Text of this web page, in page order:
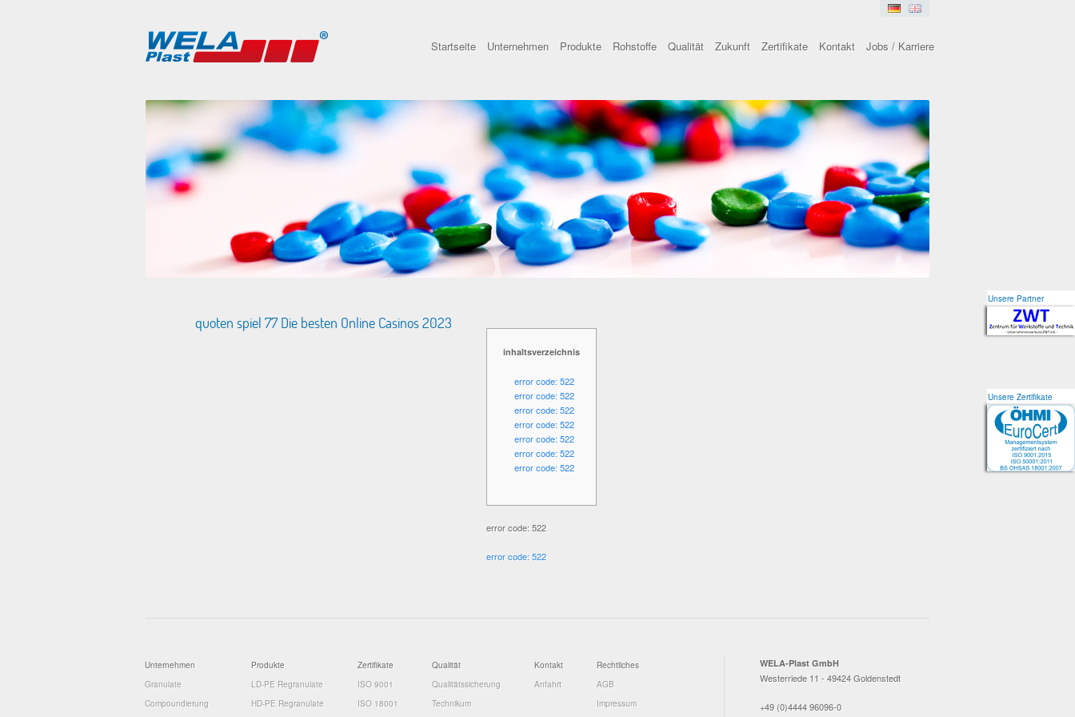
Startseite Unternehmen Produkte Rohstoffe Qualität Zukunft Zertifikate Kontakt Jobs / Karriere
quoten spiel 77 Die besten Online Casinos 2023
inhaltsverzeichnis
error code: 522
error code: 522
error code: 522
error code: 522
error code: 522
error code: 522
error code: 522
error code: 522
error code: 522
Unsere Partner
Unsere Zertifikate
Unsere Partner
Unsere Zertifikate
Unternehmen
Granulate
Compoundierung
Produkte
LD-PE Regranulate
HD-PE Regranulate
Zertifikate
ISO 9001
ISO 18001
Qualität
Qualitätssicherung
Technikum
Kontakt
Anfahrt
Rechtliches
AGB
Impressum
WELA-Plast GmbH
Westerriede 11 - 49424 Goldenstedt
+49 (0)4444 96096-0